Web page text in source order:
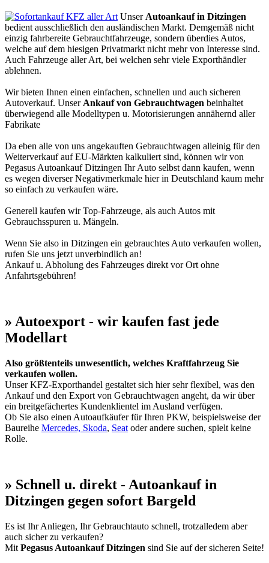
Unser Autoankauf in Ditzingen
bedient ausschließlich den ausländischen Markt. Demgemäß nicht
einzig fahrbereite Gebrauchtfahrzeuge, sondern überdies Autos,
welche auf dem hiesigen Privatmarkt nicht mehr von Interesse sind.
Auch Fahrzeuge aller Art, bei welchen sehr viele Exporthändler
ablehnen.
Wir bieten Ihnen einen einfachen, schnellen und auch sicheren
Autoverkauf. Unser Ankauf von Gebrauchtwagen beinhaltet
überwiegend alle Modelltypen u. Motorisierungen annähernd aller
Fabrikate
Da eben alle von uns angekauften Gebrauchtwagen alleinig für den
Weiterverkauf auf EU-Märkten kalkuliert sind, können wir von
Pegasus Autoankauf Ditzingen Ihr Auto selbst dann kaufen, wenn
es wegen diverser Negativmerkmale hier in Deutschland kaum mehr
so einfach zu verkaufen wäre.
Generell kaufen wir Top-Fahrzeuge, als auch Autos mit
Gebrauchsspuren u. Mängeln.
Wenn Sie also in Ditzingen ein gebrauchtes Auto verkaufen wollen,
rufen Sie uns jetzt unverbindlich an!
Ankauf u. Abholung des Fahrzeuges direkt vor Ort ohne
Anfahrtsgebühren!
» Autoexport - wir kaufen fast jede
Modellart
Also größtenteils unwesentlich, welches Kraftfahrzeug Sie
verkaufen wollen.
Unser KFZ-Exporthandel gestaltet sich hier sehr flexibel, was den
Ankauf und den Export von Gebrauchtwagen angeht, da wir über
ein breitgefächertes Kundenklientel im Ausland verfügen.
Ob Sie also einen Autoaufkäufer für Ihren PKW, beispielsweise der
Baureihe Mercedes, Skoda, Seat oder andere suchen, spielt keine
Rolle.
» Schnell u. direkt - Autoankauf in
Ditzingen gegen sofort Bargeld
Es ist Ihr Anliegen, Ihr Gebrauchtauto schnell, trotzalledem aber
auch sicher zu verkaufen?
Mit Pegasus Autoankauf Ditzingen sind Sie auf der sicheren Seite!